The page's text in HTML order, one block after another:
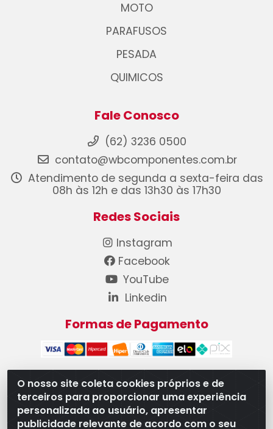
O nosso site coleta cookies próprios e de
terceiros para proporcionar uma experiência
personalizada ao usuário, apresentar
publicidade relevante de acordo com o seu
MOTO
PARAFUSOS
PESADA
QUIMICOS
Fale Conosco
(62) 3236 0500
contato@wbcomponentes.com.br
Atendimento de segunda a sexta-feira das
08h às 12h e das 13h30 às 17h30
Redes Sociais
Instagram
Facebook
YouTube
Linkedin
Formas de Pagamento
WB Componentes Automotivos LTDA - CNPJ
08.528.393/0001-12 - Rua do Níquel, 667 - Parque
Oeste Industrial, Goiânia/GO - CEP 74375-660